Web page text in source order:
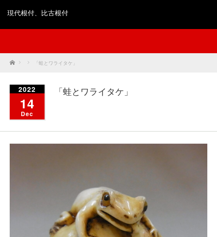
現代根付、比古根付
Home 「蛙とワライタケ」
2022
14
Dec
「蛙とワライタケ」